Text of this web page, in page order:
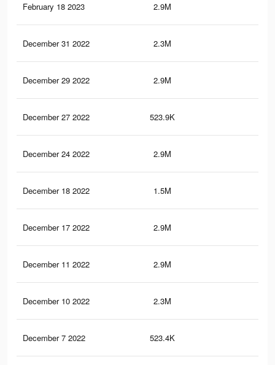
February 18 2023 2.9M
December 31 2022 2.3M
December 29 2022 2.9M
December 27 2022 523.9K
December 24 2022 2.9M
December 18 2022 1.5M
December 17 2022 2.9M
December 11 2022 2.9M
December 10 2022 2.3M
December 7 2022 523.4K